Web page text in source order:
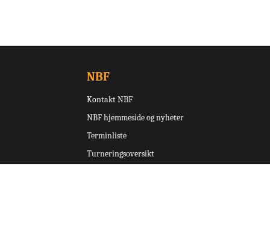
NBF
Kontakt NBF
NBF hjemmeside og nyheter
Terminliste
Turneringsoversikt